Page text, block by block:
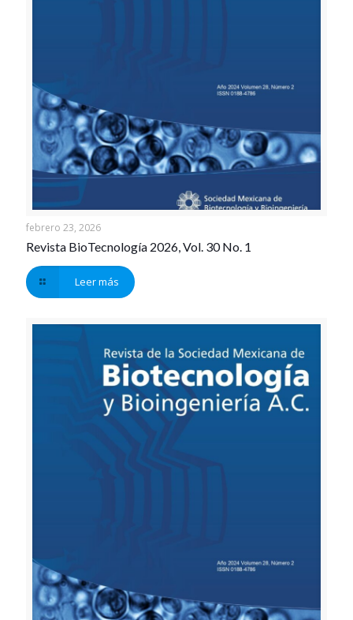
febrero 23, 2026
Revista BioTecnología 2026, Vol. 30 No. 1
Leer más